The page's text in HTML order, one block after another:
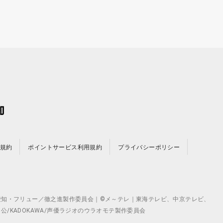
約 ポイントサービス利用規約 プライバシーポリシー
フリュー／徹之進製作委員会｜©メ～テレ｜東海テレビ、中京テレビ、
/KADOKAWA/声優ラジオのウラオモテ製作委員会